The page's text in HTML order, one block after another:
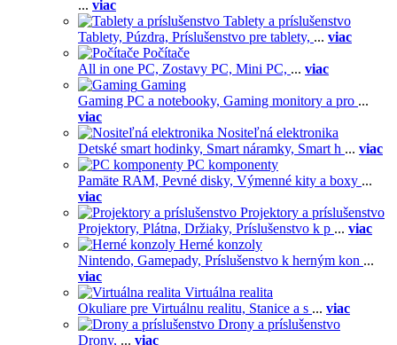
... viac
Tablety a príslušenstvo
Tablety, Púzdra, Príslušenstvo pre tablety, ... viac
Počítače
All in one PC, Zostavy PC, Mini PC, ... viac
Gaming
Gaming PC a notebooky, Gaming monitory a pro ...
viac
Nositeľná elektronika
Detské smart hodinky, Smart náramky, Smart h ... viac
PC komponenty
Pamäte RAM, Pevné disky, Výmenné kity a boxy ...
viac
Projektory a príslušenstvo
Projektory, Plátna, Držiaky, Príslušenstvo k p ... viac
Herné konzoly
Nintendo, Gamepady, Príslušenstvo k herným kon ...
viac
Virtuálna realita
Okuliare pre Virtuálnu realitu, Stanice a s ... viac
Drony a príslušenstvo
Drony, ... viac